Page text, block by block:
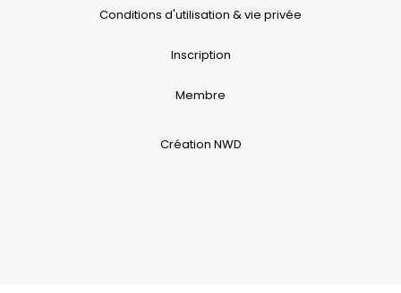
Conditions d'utilisation & vie privée
Inscription
Membre
Création NWD